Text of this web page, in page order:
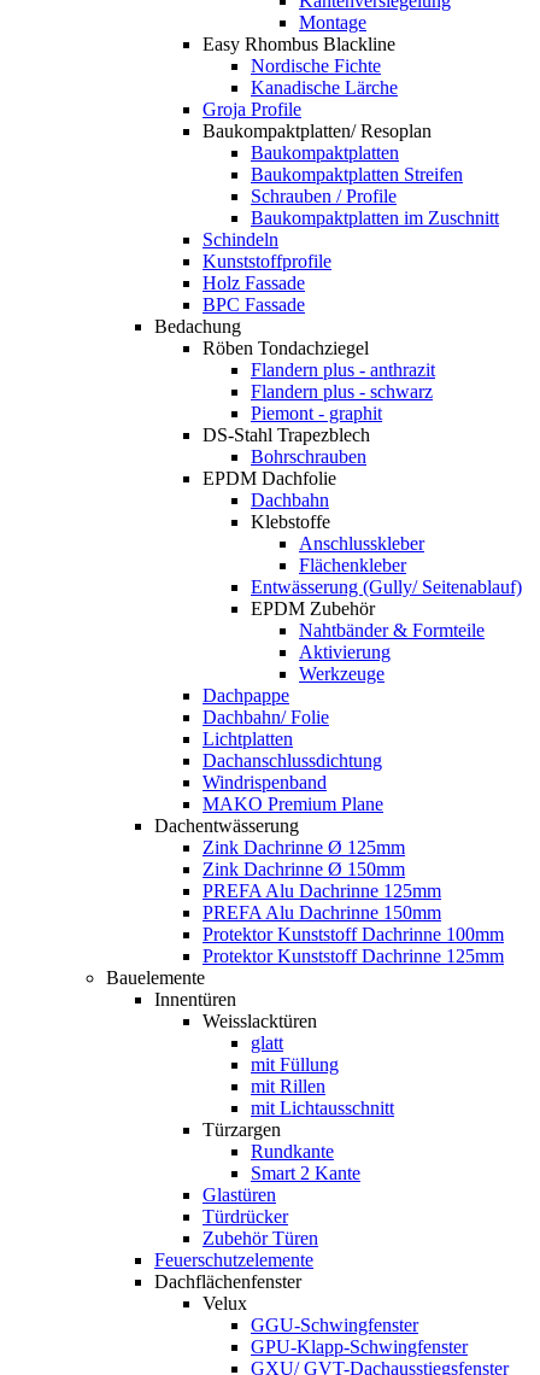
Montage
Easy Rhombus Blackline
Nordische Fichte
Kanadische Lärche
Groja Profile
Baukompaktplatten/ Resoplan
Baukompaktplatten
Baukompaktplatten Streifen
Schrauben / Profile
Baukompaktplatten im Zuschnitt
Schindeln
Kunststoffprofile
Holz Fassade
BPC Fassade
Bedachung
Röben Tondachziegel
Flandern plus - anthrazit
Flandern plus - schwarz
Piemont - graphit
DS-Stahl Trapezblech
Bohrschrauben
EPDM Dachfolie
Dachbahn
Klebstoffe
Anschlusskleber
Flächenkleber
Entwässerung (Gully/ Seitenablauf)
EPDM Zubehör
Nahtbänder & Formteile
Aktivierung
Werkzeuge
Dachpappe
Dachbahn/ Folie
Lichtplatten
Dachanschlussdichtung
Windrispenband
MAKO Premium Plane
Dachentwässerung
Zink Dachrinne Ø 125mm
Zink Dachrinne Ø 150mm
PREFA Alu Dachrinne 125mm
PREFA Alu Dachrinne 150mm
Protektor Kunststoff Dachrinne 100mm
Protektor Kunststoff Dachrinne 125mm
Bauelemente
Innentüren
Weisslacktüren
glatt
mit Füllung
mit Rillen
mit Lichtausschnitt
Türzargen
Rundkante
Smart 2 Kante
Glastüren
Türdrücker
Zubehör Türen
Feuerschutzelemente
Dachflächenfenster
Velux
GGU-Schwingfenster
GPU-Klapp-Schwingfenster
GXU/ GVT-Dachausstiegsfenster